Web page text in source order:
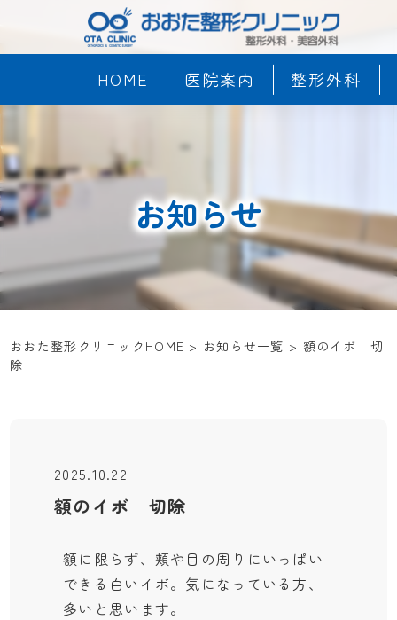
HOME 医院案内 整形外科
お知らせ
おおた整形クリニックHOME > お知らせ一覧 > 額のイボ 切
除
2025.10.22
額のイボ 切除
額に限らず、頬や目の周りにいっぱい
できる白いイボ。気になっている方、
多いと思います。